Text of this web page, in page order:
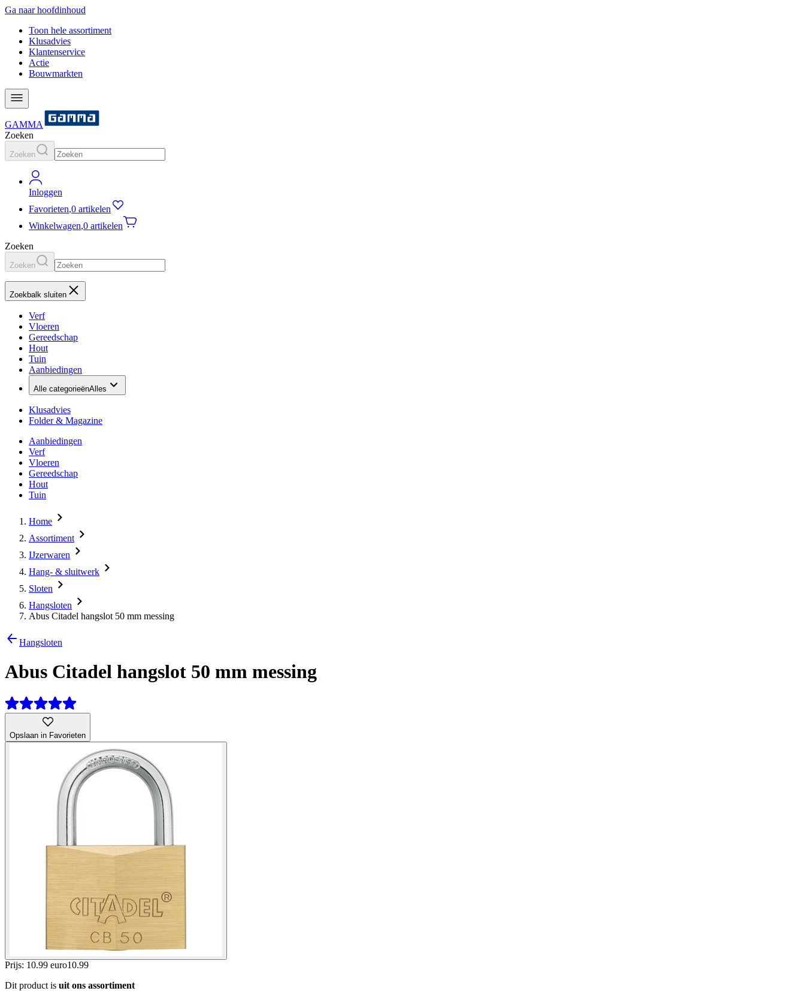
Ga naar hoofdinhoud
Toon hele assortiment
Klusadvies
Klantenservice
Actie
Bouwmarkten
GAMMA
Zoeken
Zoeken
Inloggen
Favorieten,0 artikelen
Winkelwagen,0 artikelen
Zoeken
Zoeken
Zoekbalk sluiten
Verf
Vloeren
Gereedschap
Hout
Tuin
Aanbiedingen
Alle categorieënAlles
Klusadvies
Folder & Magazine
Aanbiedingen
Verf
Vloeren
Gereedschap
Hout
Tuin
Home
Assortiment
IJzerwaren
Hang- & sluitwerk
Sloten
Hangsloten
Abus Citadel hangslot 50 mm messing
Hangsloten
Abus Citadel hangslot 50 mm messing
Opslaan in Favorieten
Prijs: 10.99 euro10.99
Dit product is uit ons assortiment